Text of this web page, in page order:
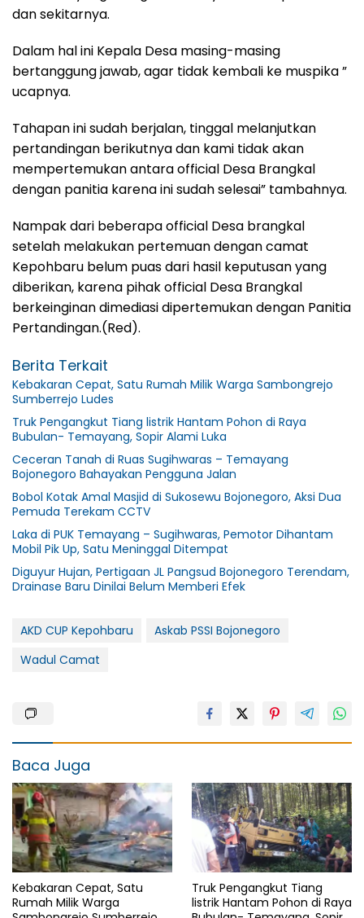
dan sekitarnya.
Dalam hal ini Kepala Desa masing-masing
bertanggung jawab, agar tidak kembali ke muspika ”
ucapnya.
Tahapan ini sudah berjalan, tinggal melanjutkan
pertandingan berikutnya dan kami tidak akan
mempertemukan antara official Desa Brangkal
dengan panitia karena ini sudah selesai” tambahnya.
Nampak dari beberapa official Desa brangkal
setelah melakukan pertemuan dengan camat
Kepohbaru belum puas dari hasil keputusan yang
diberikan, karena pihak official Desa Brangkal
berkeinginan dimediasi dipertemukan dengan Panitia
Pertandingan.(Red).
Berita Terkait
Kebakaran Cepat, Satu Rumah Milik Warga Sambongrejo
Sumberrejo Ludes
Truk Pengangkut Tiang listrik Hantam Pohon di Raya
Bubulan- Temayang, Sopir Alami Luka
Ceceran Tanah di Ruas Sugihwaras – Temayang
Bojonegoro Bahayakan Pengguna Jalan
Bobol Kotak Amal Masjid di Sukosewu Bojonegoro, Aksi Dua
Pemuda Terekam CCTV
Laka di PUK Temayang – Sugihwaras, Pemotor Dihantam
Mobil Pik Up, Satu Meninggal Ditempat
Diguyur Hujan, Pertigaan JL Pangsud Bojonegoro Terendam,
Drainase Baru Dinilai Belum Memberi Efek
AKD CUP Kepohbaru
Askab PSSI Bojonegoro
Wadul Camat
Baca Juga
Kebakaran Cepat, Satu
Rumah Milik Warga
Truk Pengangkut Tiang
listrik Hantam Pohon di Raya